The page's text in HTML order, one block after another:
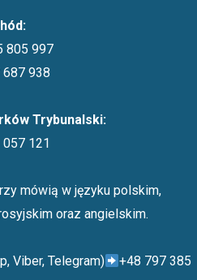
805 997
687 938
Trybunalski:
121
mówią w języku polskim,
oraz angielskim.
Viber, Telegram)
+48 797 385